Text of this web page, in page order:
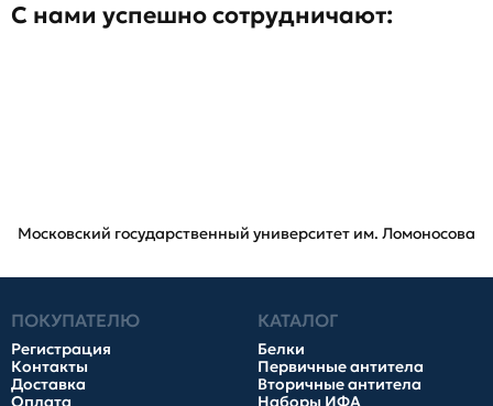
С нами успешно сотрудничают:
Московский государственный университет им. Ломоносова
ПОКУПАТЕЛЮ
Регистрация
Контакты
Доставка
КАТАЛОГ
Белки
Первичные антитела
Вторичные антитела